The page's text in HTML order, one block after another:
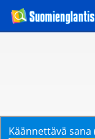
Käännettävä